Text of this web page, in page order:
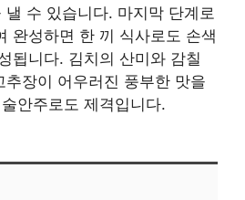
수 있습니다. 마지막 단계로
완성하면 한 끼 식사로도 손색
됩니다. 김치의 산미와 감칠
장이 어우러진 풍부한 맛을
안주로도 제격입니다.